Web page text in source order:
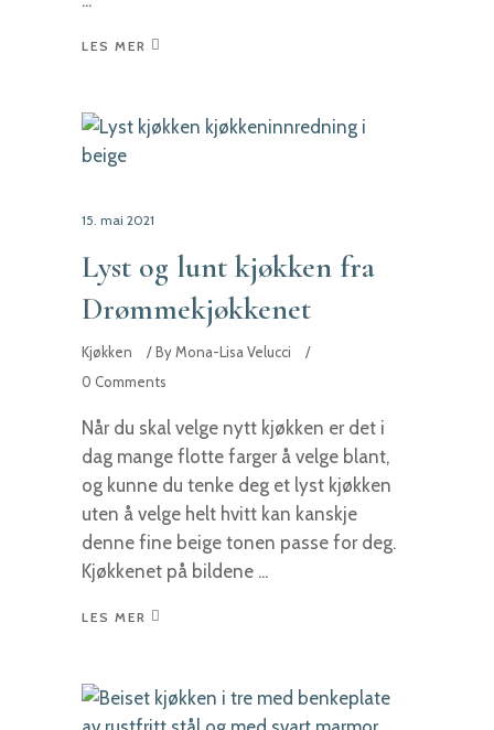
LES MER
15. mai 2021
Lyst og lunt kjøkken fra
Drømmekjøkkenet
Kjøkken ByMona-Lisa Velucci
0 Comments
Når du skal velge nytt kjøkken er det i
dag mange flotte farger å velge blant,
og kunne du tenke deg et lyst kjøkken
uten å velge helt hvitt kan kanskje
denne fine beige tonen passe for deg.
Kjøkkenet på bildene
LES MER